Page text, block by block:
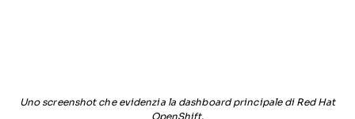
Uno screenshot che evidenzia la dashboard principale di Red Hat
OpenShift.